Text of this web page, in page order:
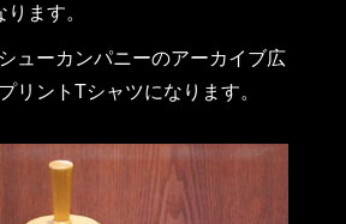
ます。
ューカンパニーのアーカイブ広
リントTシャツになります。